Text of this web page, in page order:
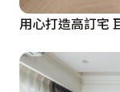
用心打造高訂宅